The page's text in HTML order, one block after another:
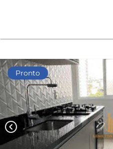
Pronto
chevron_left